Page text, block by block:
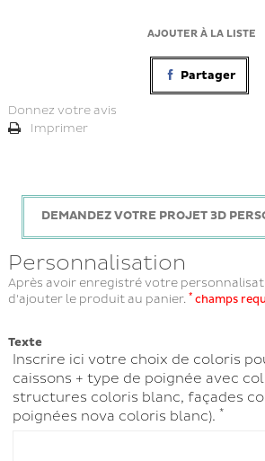
AJOUTER À LA LISTE
Partager
Donnez votre avis
Imprimer
DEMANDEZ VOTRE PROJET 3D
Personnalisation
Après avoir enregistré votre
d'ajouter le produit au panier. *champs
Texte
Inscrire ici votre choix de coloris
caissons + type de poignée avec
structures coloris blanc, façades
poignées nova coloris blanc). *